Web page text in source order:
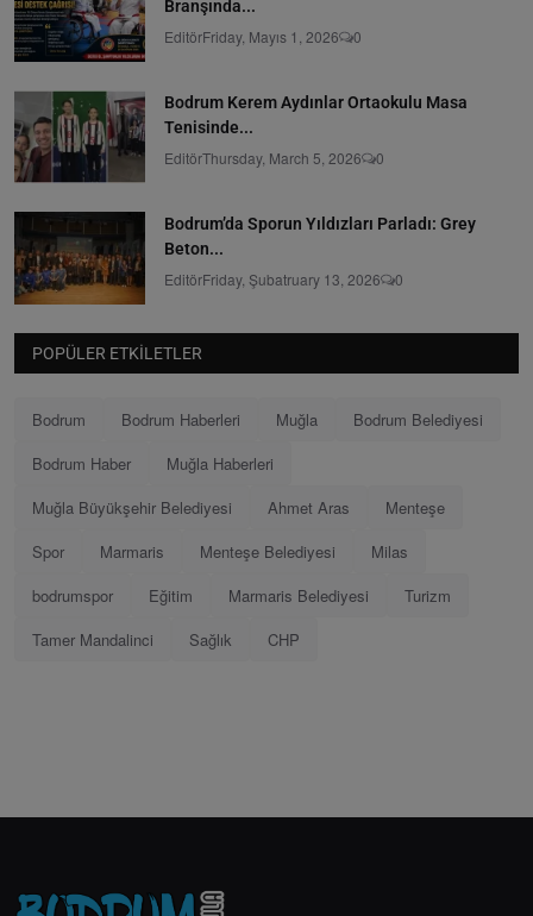
Branşında...
EditörFriday, Mayıs 1, 2026 0
Bodrum Kerem Aydınlar Ortaokulu Masa
Tenisinde...
EditörThursday, March 5, 2026 0
Bodrum’da Sporun Yıldızları Parladı: Grey
Beton...
EditörFriday, Şubatruary 13, 2026 0
POPÜLER ETKILETLER
Bodrum Bodrum Haberleri Muğla
Bodrum Belediyesi
Bodrum Haber
Muğla Haberleri
Muğla Büyükşehir Belediyesi
Ahmet Aras
Menteşe
Spor
Marmaris Menteşe Belediyesi
Milas
bodrumspor
Eğitim Marmaris Belediyesi
Turizm
Tamer Mandalinci
Sağlık CHP